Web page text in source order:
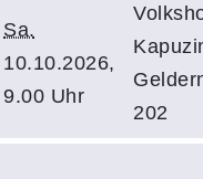
Sa.
10.10.2026,
9.00 Uhr
202